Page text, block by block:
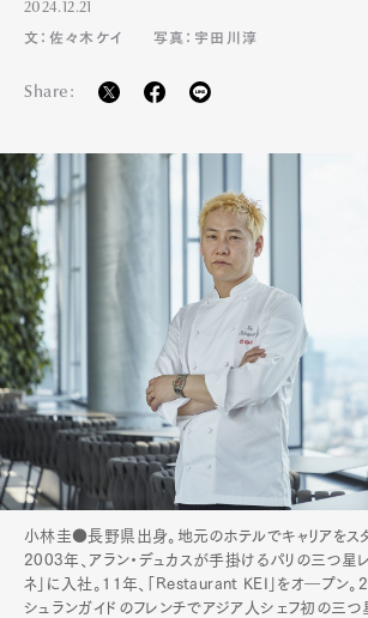
2024.12.21
文：佐々木ケイ
写真：宇田川淳
Share:
小林圭●長野県出身。地元のホテルでキャリアをス
2003年、アラン・デュカスが手掛けるパリの三つ星レ
ネ」に入社。11年、「Restaurant KEI」をオ―プン。
シュランガイドのフレンチでアジア人シェフ初の三